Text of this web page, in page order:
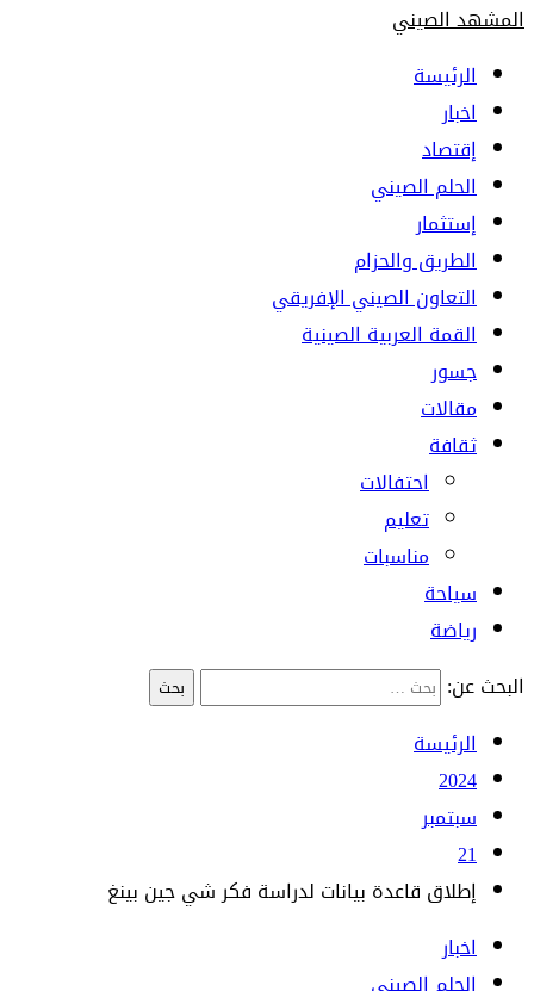
المشهد الصيني
الرئيسة
اخبار
إقتصاد
الحلم الصيني
إستثمار
الطريق والحزام
التعاون الصيني الإفريقي
القمة العربية الصينية
جسور
مقالات
ثقافة
احتفالات
تعليم
مناسبات
سياحة
رياضة
البحث عن:
الرئيسة
2024
سبتمبر
21
إطلاق قاعدة بيانات لدراسة فكر شي جين بينغ
اخبار